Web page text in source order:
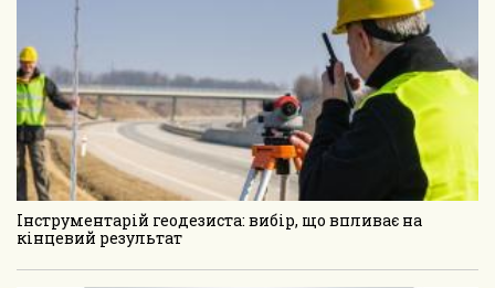
Інструментарій геодезиста: вибір, що впливає на
кінцевий результат